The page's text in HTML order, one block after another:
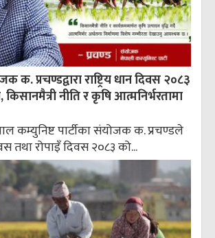
क. प्रचण्डद्वारा राष्ट्रिय धान दिवस २०८३
नीति र कृषि आत्मनिर्भरतामा
कम्युनिष्ट पार्टीका संयोजक क. प्रचण्डले
तथा रोपाइँ दिवस २०८३ को...